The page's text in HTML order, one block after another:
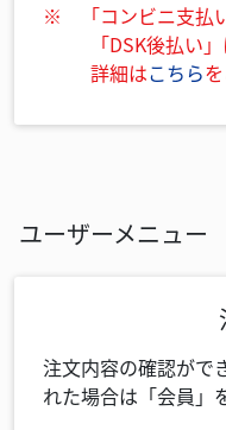
「コンビニ支払い」は2022年10月5日午前9時に
「DSK後払い
詳細はこちら
ユーザーメニュー
注文内容の確認がで
れた場合は「会員」